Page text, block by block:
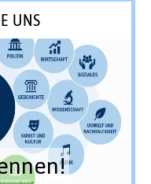
UNS